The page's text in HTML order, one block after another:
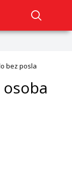
bez posla